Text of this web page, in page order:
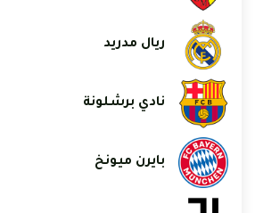
ريال مدريد
نادي برشلونة
بايرن ميونخ